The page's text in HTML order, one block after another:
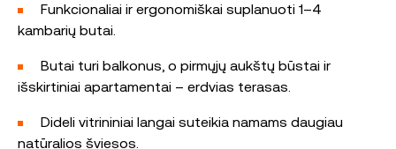
Funkcionaliai ir ergonomiškai suplanuoti 1–4
kambarių butai.
Butai turi balkonus, o pirmųjų aukštų būstai ir
išskirtiniai apartamentai – erdvias terasas.
Dideli vitrininiai langai suteikia namams daugiau
natūralios šviesos.